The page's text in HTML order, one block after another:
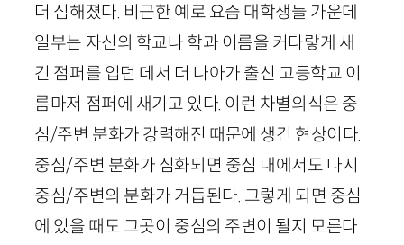
더 심해졌다. 비근한 예로 요즘 대학생들 가운데
일부는 자신의 학교나 학과 이름을 커다랗게 새
긴 점퍼를 입던 데서 더 나아가 출신 고등학교 이
름마저 점퍼에 새기고 있다. 이런 차별의식은 중
심/주변 분화가 강력해진 때문에 생긴 현상이다.
중심/주변 분화가 심화되면 중심 내에서도 다시
중심/주변의 분화가 거듭된다. 그렇게 되면 중심
에 있을 때도 그곳이 중심의 주변이 될지 모른다